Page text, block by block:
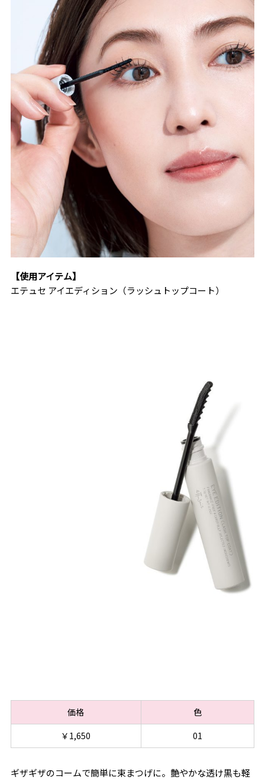
【使用アイテム】
エテュセ アイエディション（ラッシュトップコート）
価格
色
￥1,650
01
ギザギザのコームで簡単に束まつげに。艶やかな透け黒も軽